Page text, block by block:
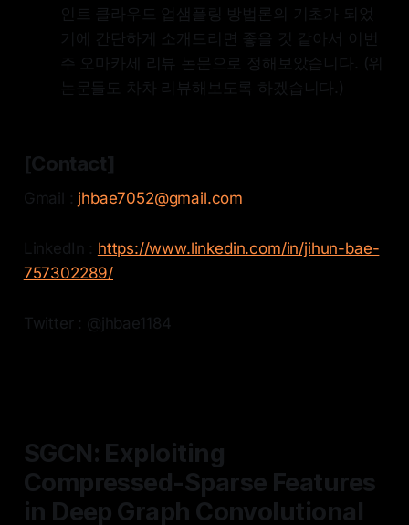
인트 클라우드 업샘플링 방법론의 기초가 되었
기에 간단하게 소개드리면 좋을 것 같아서 이번
주 오마카세 리뷰 논문으로 정해보았습니다. (위
논문들도 차차 리뷰해보도록 하겠습니다.)
[Contact]
Gmail : jhbae7052@gmail.com
LinkedIn : https://www.linkedin.com/in/jihun-bae-
757302289/
Twitter : @jhbae1184
SGCN: Exploiting
Compressed-Sparse Features
in Deep Graph Convolutional